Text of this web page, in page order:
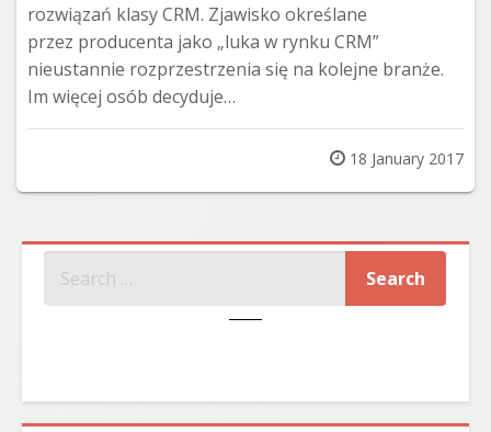
rozwiązań klasy CRM. Zjawisko określane
przez producenta jako „luka w rynku CRM”
nieustannie rozprzestrzenia się na kolejne branże.
Im więcej osób decyduje…
Posted
on
18 January 2017